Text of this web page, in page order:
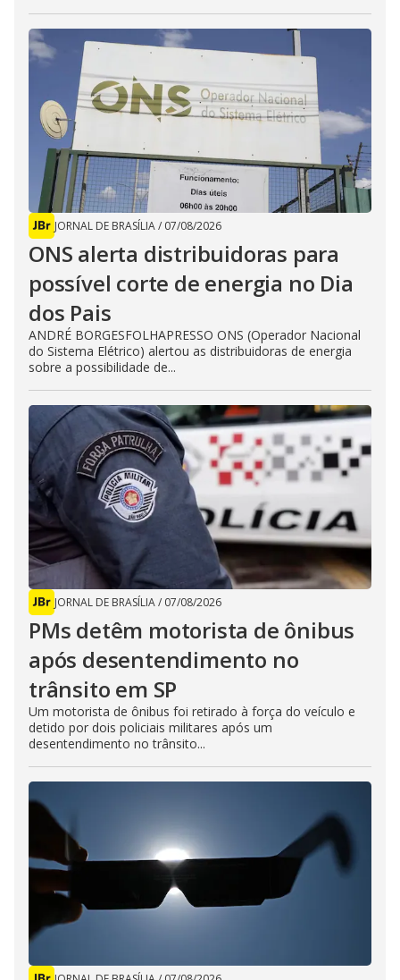
JORNAL DE BRASÍLIA/ 07/08/2026
ONS alerta distribuidoras para
possível corte de energia no Dia
dos Pais
ANDRÉ BORGESFOLHAPRESSO ONS (Operador Nacional
do Sistema Elétrico) alertou as distribuidoras de energia
sobre a possibilidade de...
JORNAL DE BRASÍLIA/ 07/08/2026
PMs detêm motorista de ônibus
após desentendimento no
trânsito em SP
Um motorista de ônibus foi retirado à força do veículo e
detido por dois policiais militares após um
desentendimento no trânsito...